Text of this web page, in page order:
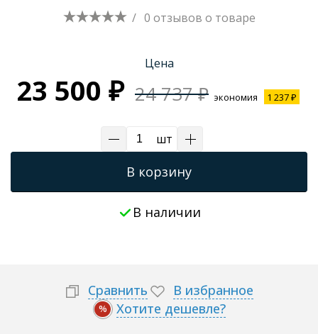
/ 0 отзывов о товаре
Цена
23 500 ₽ 24 737 ₽ экономия 1 237 ₽
шт
В корзину
В наличии
Сравнить В избранное
% Хотите дешевле?